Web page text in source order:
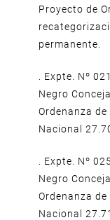
Proyecto de
permanente.
. Expte. Nº
Negro
Ordenanza
Nacional
. Expte. Nº
Negro
Ordenanza
Nacional